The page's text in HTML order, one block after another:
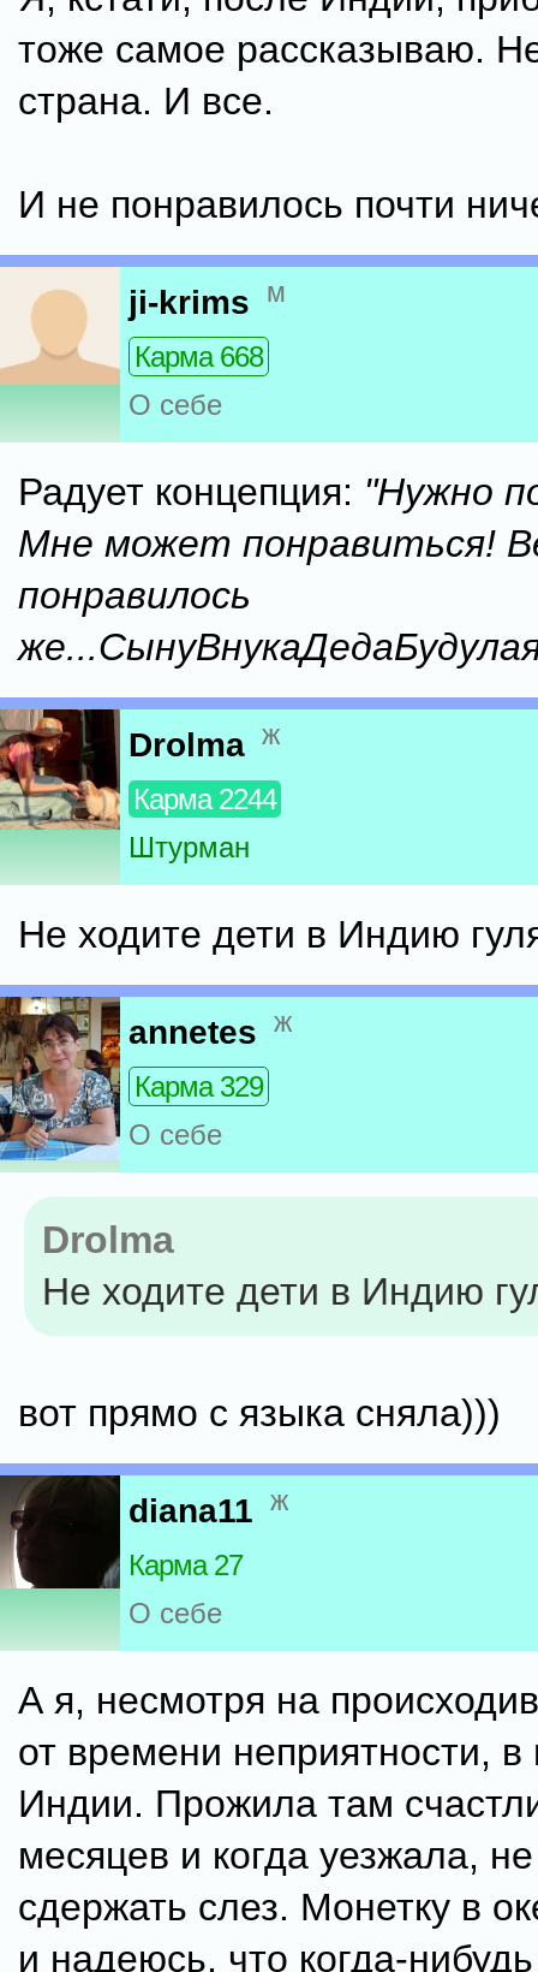
тоже самое рассказываю.
страна. И все.
И не понравилось почти
ji-krims м
Карма 668
О себе
Радует концепция: "Нужно
Мне может понравиться!
понравилось
Drolma ж
Карма 2244
Штурман
Не ходите дети в Индию
annetes ж
Карма 329
О себе
Drolma
Не ходите дети в Индию
вот прямо с языка сняла)))
diana11 ж
Карма 27
О себе
А я, несмотря на
от времени неприятности, в
Индии. Прожила там
месяцев и когда уезжала,
сдержать слез. Монетку в
и надеюсь, что когда-